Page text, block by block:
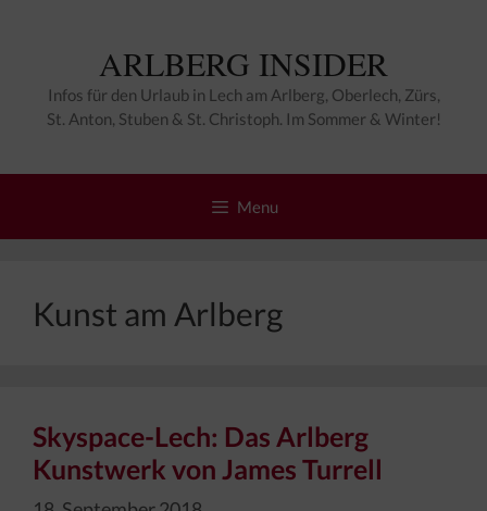
ARLBERG INSIDER
Infos für den Urlaub in Lech am Arlberg, Oberlech, Zürs,
St. Anton, Stuben & St. Christoph. Im Sommer & Winter!
Menu
Kunst am Arlberg
Skyspace-Lech: Das Arlberg
Kunstwerk von James Turrell